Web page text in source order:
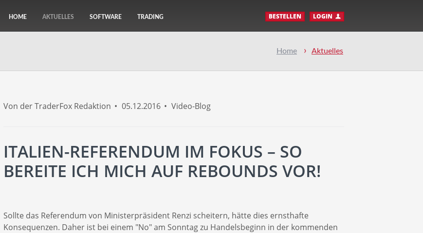
HOME AKTUELLES SOFTWARE TRADING BESTELLEN LOGIN
Home Aktuelles
Von der TraderFox Redaktion 05.12.2016 Video-Blog
ITALIEN-REFERENDUM IM FOKUS – SO
BEREITE ICH MICH AUF REBOUNDS VOR!
Sollte das Referendum von Ministerpräsident Renzi scheitern, hätte dies ernsthafte
Konsequenzen. Daher ist bei einem "No" am Sonntag zu Handelsbeginn in der kommenden